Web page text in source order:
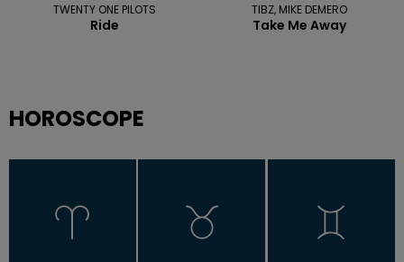
TWENTY ONE PILOTS
Ride
TIBZ, MIKE DEMERO
Take Me Away
HOROSCOPE